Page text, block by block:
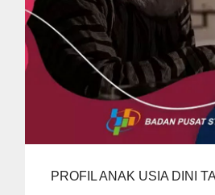
PROFIL ANAK USIA DINI